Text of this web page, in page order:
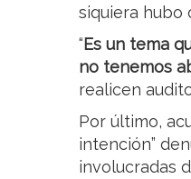
siquiera hubo
“Es un tema
no tenemos
realicen
Por último,
intención”
involucradas